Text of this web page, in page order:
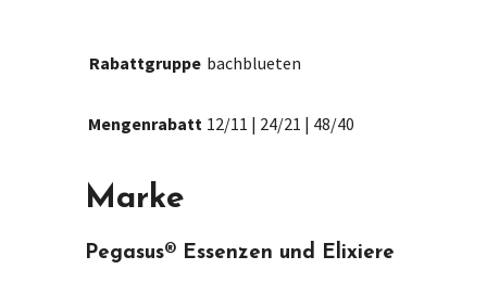
Rabattgruppe bachblueten
Mengenrabatt 12/11 | 24/21 | 48/40
Marke
Pegasus® Essenzen und Elixiere